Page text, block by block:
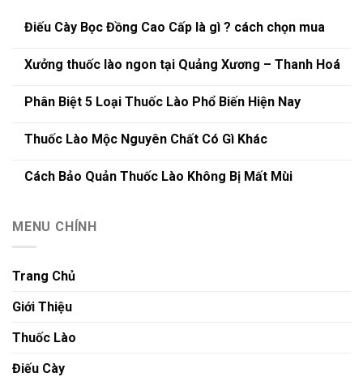
Điếu Cày Bọc Đồng Cao Cấp là gì ? cách chọn mua
Xưởng thuốc lào ngon tại Quảng Xương – Thanh Hoá
Phân Biệt 5 Loại Thuốc Lào Phổ Biến Hiện Nay
Thuốc Lào Mộc Nguyên Chất Có Gì Khác
Cách Bảo Quản Thuốc Lào Không Bị Mất Mùi
MENU CHÍNH
Trang Chủ
Giới Thiệu
Thuốc Lào
Điếu Cày